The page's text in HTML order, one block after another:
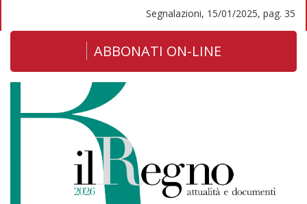
Segnalazioni, 15/01/2025, pag. 35
ABBONATI ON-LINE